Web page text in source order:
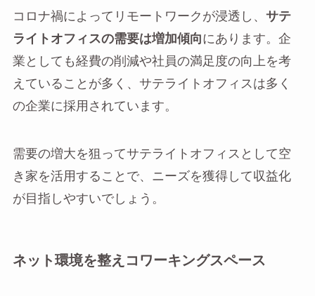
コロナ禍によってリモートワークが浸透し、 サテ
ライトオフィスの需要は増加傾向にあります。企
業としても経費の削減や社員の満足度の向上を考
えていることが多く、サテライトオフィスは多く
の企業に採用されています。
需要の増大を狙ってサテライトオフィスとして空
き家を活用することで、ニーズを獲得して収益化
が目指しやすいでしょう。
ネット環境を整えコワーキングスペース